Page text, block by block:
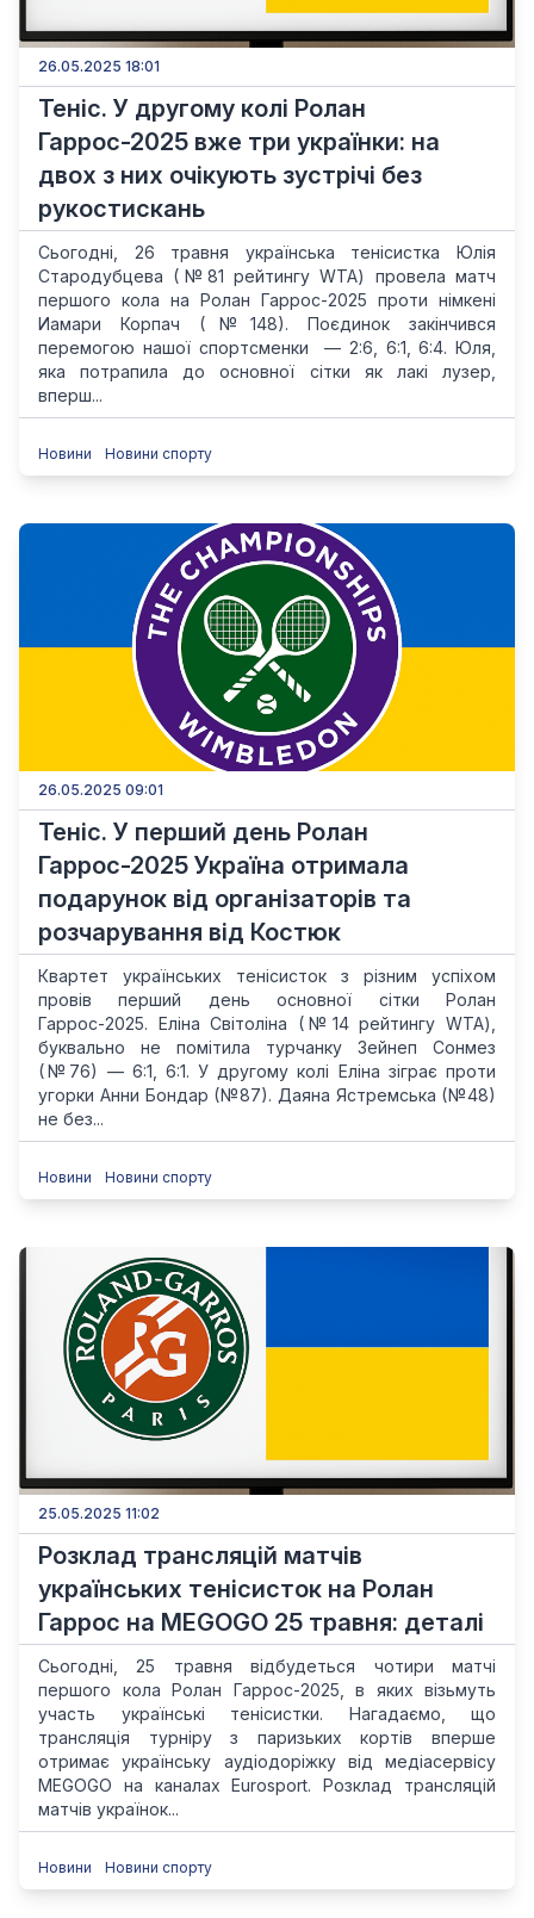
26.05.2025 18:01
Теніс. У другому колі Ролан
Гаррос-2025 вже три українки: на
двох з них очікують зустрічі без
рукостискань
Сьогодні, 26 травня українська тенісистка Юлія
Стародубцева (№81 рейтингу WTA) провела матч
першого кола на Ролан Гаррос-2025 проти німкені
Иамари Корпач (№148). Поєдинок закінчився
перемогою нашої спортсменки — 2:6, 6:1, 6:4. Юля,
яка потрапила до основної сітки як лакі лузер,
вперш...
Новини Новини спорту
26.05.2025 09:01
Теніс. У перший день Ролан
Гаррос-2025 Україна отримала
подарунок від організаторів та
розчарування від Костюк
Квартет українських тенісисток з різним успіхом
провів перший день основної сітки Ролан
Гаррос-2025. Еліна Світоліна (№14 рейтингу WTA),
буквально не помітила турчанку Зейнеп Сонмез
(№76) — 6:1, 6:1. У другому колі Еліна зіграє проти
угорки Анни Бондар (№87). Даяна Ястремська (№48)
не без...
Новини Новини спорту
25.05.2025 11:02
Розклад трансляцій матчів
українських тенісисток на Ролан
Гаррос на MEGOGO 25 травня: деталі
Сьогодні, 25 травня відбудеться чотири матчі
першого кола Ролан Гаррос-2025, в яких візьмуть
участь українські тенісистки. Нагадаємо, що
трансляція турніру з паризьких кортів вперше
отримає українську аудіодоріжку від медіасервісу
MEGOGO на каналах Eurosport. Розклад трансляцій
матчів українок...
Новини Новини спорту